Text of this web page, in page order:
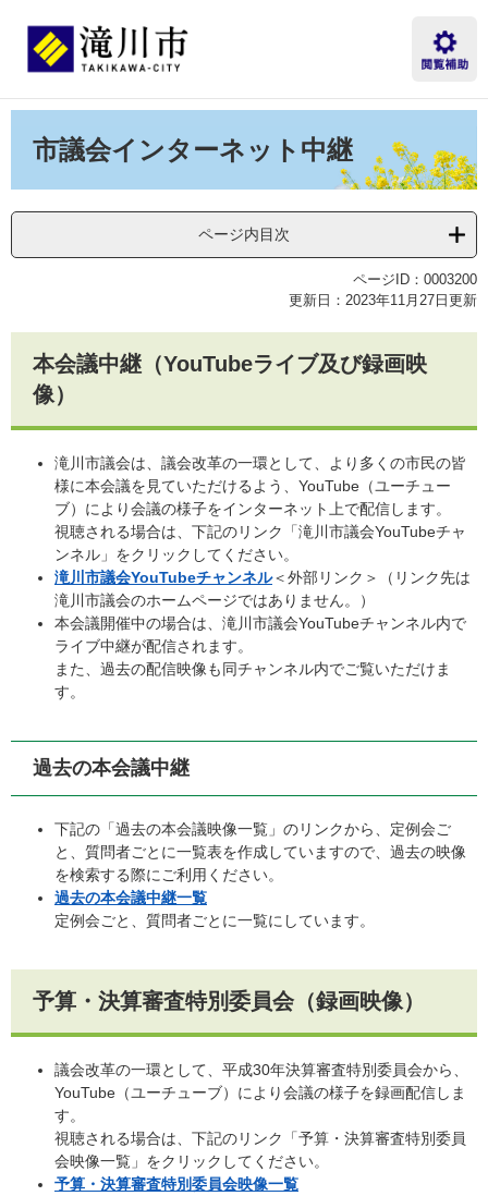
先
を
て
本
へ
市議会インターネット中継
ページ内目次
ページID：0003200
更新日：2023年11月27日更新
本会議中継（YouTubeライブ及び録画映
像）
滝川市議会は、議会改革の一環として、より多くの市民の皆
様に本会議を見ていただけるよう、YouTube（ユーチュー
ブ）により会議の様子をインターネット上で配信します。
視聴される場合は、下記のリンク「滝川市議会YouTubeチャ
ンネル」をクリックしてください。
滝川市議会YouTubeチャンネル＜外部リンク＞
（リンク先は
滝川市議会のホームページではありません。）
本会議開催中の場合は、滝川市議会YouTubeチャンネル内で
ライブ中継が配信されます。
また、過去の配信映像も同チャンネル内でご覧いただけま
す。
過去の本会議中継
下記の「過去の本会議映像一覧」のリンクから、定例会ご
と、質問者ごとに一覧表を作成していますので、過去の映像
を検索する際にご利用ください。
過去の本会議中継一覧
定例会ごと、質問者ごとに一覧にしています。
予算・決算審査特別委員会（録画映像）
議会改革の一環として、平成30年決算審査特別委員会から、
YouTube（ユーチューブ）により会議の様子を録画配信しま
す。
視聴される場合は、下記のリンク「予算・決算審査特別委員
会映像一覧」をクリックしてください。
予算・決算審査特別委員会映像一覧